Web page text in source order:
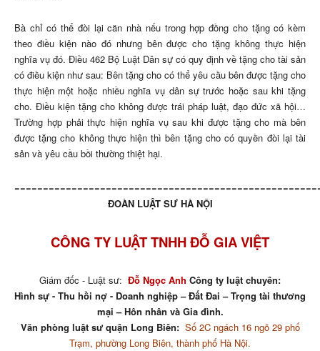
Bà chỉ có thể đòi lại căn nhà nếu trong hợp đồng cho tặng có kèm
theo điều kiện nào đó nhưng bên được cho tặng không thực hiện
nghĩa vụ đó. Điều 462 Bộ Luật Dân sự có quy định về tặng cho tài sản
có điều kiện như sau: Bên tặng cho có thể yêu cầu bên được tặng cho
thực hiện một hoặc nhiều nghĩa vụ dân sự trước hoặc sau khi tặng
cho. Điều kiện tặng cho không được trái pháp luật, đạo đức xã hội…
Trường hợp phải thực hiện nghĩa vụ sau khi được tặng cho mà bên
được tặng cho không thực hiện thì bên tặng cho có quyền đòi lại tài
sản và yêu cầu bồi thường thiệt hại.
ĐOÀN LUẬT SƯ HÀ NỘI
CÔNG TY LUẬT TNHH ĐỖ GIA VIỆT
Giám đốc - Luật sư: Đỗ Ngọc Anh Công ty luật chuyên:
Hình sự - Thu hồi nợ - Doanh nghiệp – Đất Đai – Trọng tài thương
mại – Hôn nhân và Gia đình.
Văn phòng luật sư quận Long Biên: Số 2C ngách 16 ngõ 29 phố
Trạm, phường Long Biên, thành phố Hà Nội.